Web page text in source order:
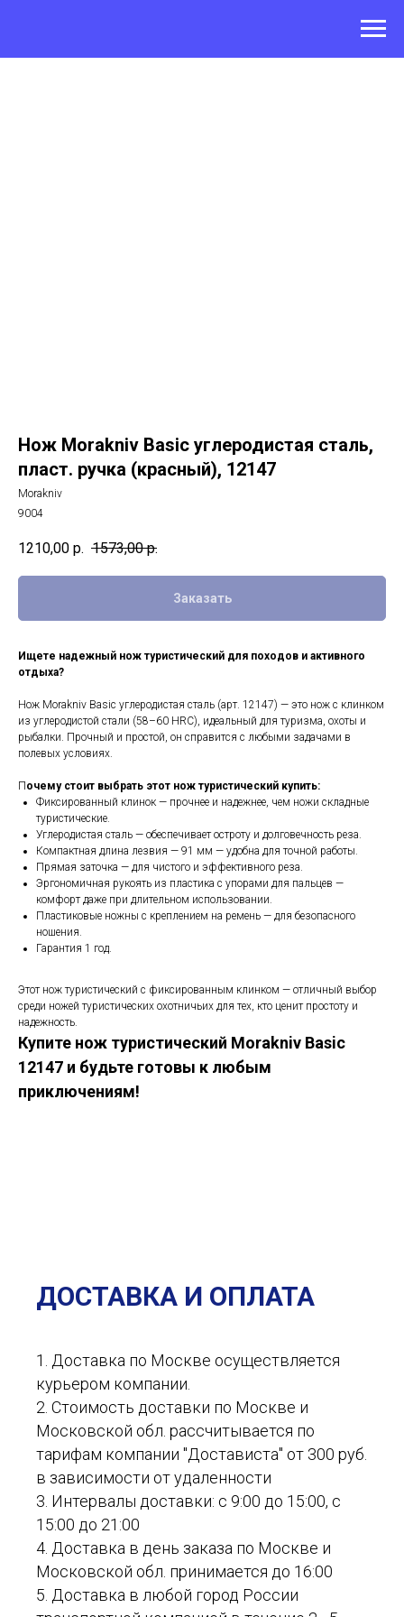
Нож Morakniv Basic углеродистая сталь,
пласт. ручка (красный), 12147
Morakniv
9004
1210,00 р. 1573,00 р.
Заказать
Ищете надежный нож туристический для походов и активного
отдыха?
Нож Morakniv Basic углеродистая сталь (арт. 12147) — это нож с клинком
из углеродистой стали (58–60 HRC), идеальный для туризма, охоты и
рыбалки. Прочный и простой, он справится с любыми задачами в
полевых условиях.
Почему стоит выбрать этот нож туристический купить:
Фиксированный клинок — прочнее и надежнее, чем ножи складные
туристические.
Углеродистая сталь — обеспечивает остроту и долговечность реза.
Компактная длина лезвия — 91 мм — удобна для точной работы.
Прямая заточка — для чистого и эффективного реза.
Эргономичная рукоять из пластика с упорами для пальцев —
комфорт даже при длительном использовании.
Пластиковые ножны с креплением на ремень — для безопасного
ношения.
Гарантия 1 год.
Этот нож туристический с фиксированным клинком — отличный выбор
среди ножей туристических охотничьих для тех, кто ценит простоту и
надежность.
Купите нож туристический Morakniv Basic
12147 и будьте готовы к любым
приключениям!
ДОСТАВКА И ОПЛАТА
1. Доставка по Москве осуществляется
курьером компании.
2. Стоимость доставки по Москве и
Московской обл. рассчитывается по
тарифам компании "Достависта" от 300 руб.
в зависимости от удаленности
3. Интервалы доставки: с 9:00 до 15:00, с
15:00 до 21:00
4. Доставка в день заказа по Москве и
Московской обл. принимается до 16:00
5. Доставка в любой город России